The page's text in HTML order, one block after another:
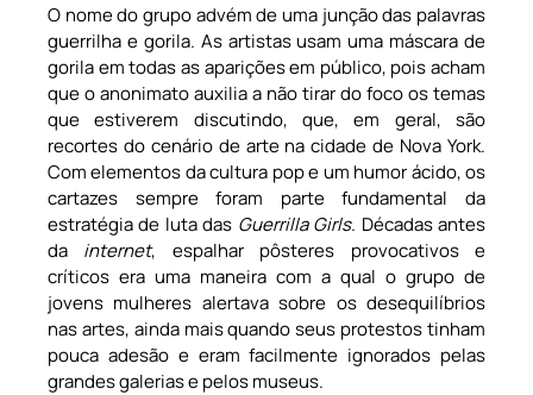
O nome do grupo advém de uma junção das palavras
guerrilha e gorila. As artistas usam uma máscara de
gorila em todas as aparições em público, pois acham
que o anonimato auxilia a não tirar do foco os temas
que estiverem discutindo, que, em geral, são
recortes do cenário de arte na cidade de Nova York.
Com elementos da cultura pop e um humor ácido, os
cartazes sempre foram parte fundamental da
estratégia de luta das Guerrilla Girls. Décadas antes
da internet, espalhar pôsteres provocativos e
críticos era uma maneira com a qual o grupo de
jovens mulheres alertava sobre os desequilíbrios
nas artes, ainda mais quando seus protestos tinham
pouca adesão e eram facilmente ignorados pelas
grandes galerias e pelos museus.